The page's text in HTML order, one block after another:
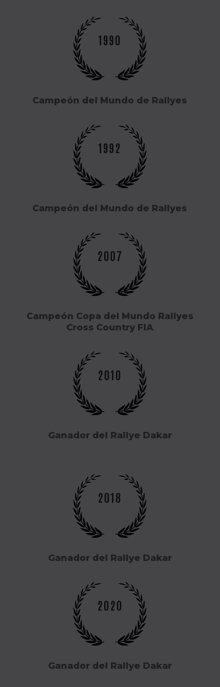
1990
Campeón del Mundo de Rallyes
1992
Campeón del Mundo de Rallyes
2007
Campeón Copa del Mundo Rallyes
Cross Country FIA
2010
Ganador del Rallye Dakar
2018
Ganador del Rallye Dakar
2020
Ganador del Rallye Dakar